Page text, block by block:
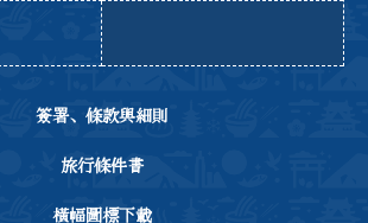
簽署、條款與細則
旅行條件書
橫幅圖標下載